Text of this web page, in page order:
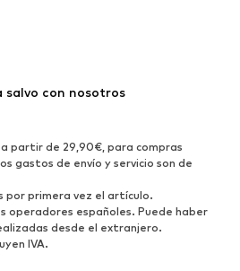
Tendencia
Zapatos deportivos
Disciplinas deportivas
salvo con nosotros
partir de 29,90€, para compras
gastos de envío y servicio son de
por primera vez el artículo.
españoles. Puede haber
desde el extranjero.
IVA.